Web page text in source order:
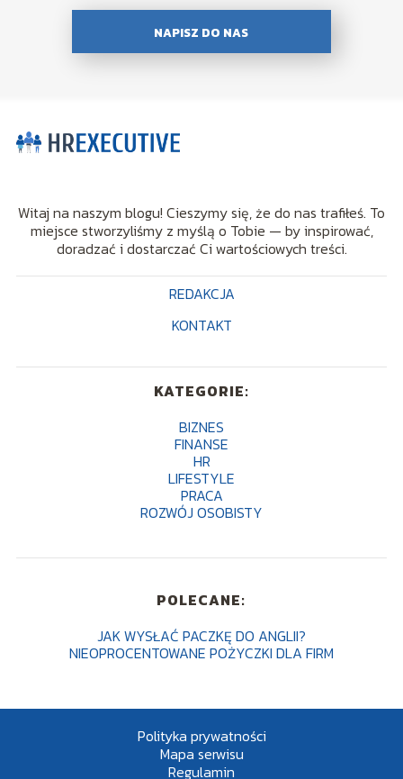
NAPISZ DO NAS
Witaj na naszym blogu! Cieszymy się, że do nas trafiłeś. To
miejsce stworzyliśmy z myślą o Tobie — by inspirować,
doradzać i dostarczać Ci wartościowych treści.
REDAKCJA
KONTAKT
KATEGORIE:
BIZNES
FINANSE
HR
LIFESTYLE
PRACA
ROZWÓJ OSOBISTY
POLECANE:
JAK WYSŁAĆ PACZKĘ DO ANGLII?
NIEOPROCENTOWANE POŻYCZKI DLA FIRM
Polityka prywatności
Mapa serwisu
Regulamin